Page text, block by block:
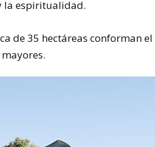
la espiritualidad.
de 35 hectáreas conforman el